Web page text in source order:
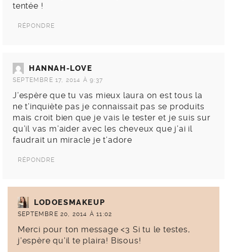
tentée !
RÉPONDRE
HANNAH-LOVE
SEPTEMBRE 17, 2014 À 9:37
J’espère que tu vas mieux laura on est tous la
ne t’inquiète pas je connaissait pas se produits
mais croit bien que je vais le tester et je suis sur
qu’il vas m’aider avec les cheveux que j’ai il
faudrait un miracle je t’adore
RÉPONDRE
LODOESMAKEUP
SEPTEMBRE 20, 2014 À 11:02
Merci pour ton message <3 Si tu le testes,
j'espère qu'il te plaira! Bisous!